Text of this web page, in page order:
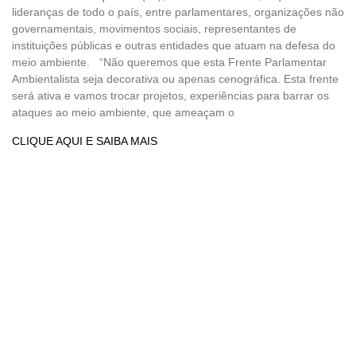
lideranças de todo o país, entre parlamentares, organizações não
governamentais, movimentos sociais, representantes de
instituições públicas e outras entidades que atuam na defesa do
meio ambiente. “Não queremos que esta Frente Parlamentar
Ambientalista seja decorativa ou apenas cenográfica. Esta frente
será ativa e vamos trocar projetos, experiências para barrar os
ataques ao meio ambiente, que ameaçam o
CLIQUE AQUI E SAIBA MAIS